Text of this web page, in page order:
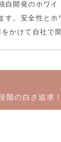
自開発のホワイ
す。安全性とホ
かけて自社で
階の白さ追求！